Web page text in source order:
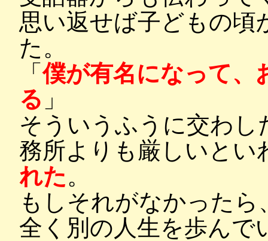
思い返せば子どもの頃
た。
「僕が有名になって、
る 」
そういうふうに交わし
務所よりも厳しいとい
れた。
もしそれがなかった
全く別の人生を歩んで